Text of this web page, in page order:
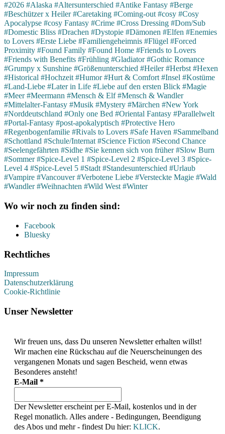
#2026 #Alaska #Altersunterschied #Antike Fantasy #Berge
#Beschützer x Heiler #Caretaking #Coming-out #cosy #Cosy
Apocalypse #cosy Fantasy #Crime #Cross Dressing #Dom/Sub
#Domestic Bliss #Drachen #Dystopie #Dämonen #Elfen #Enemies
to Lovers #Erste Liebe #Familiengeheimnis #Flügel #Forced
Proximity #Found Family #Found Home #Friends to Lovers
#Friends with Benefits #Frühling #Gladiator #Gothic Romance
#Grumpy x Sunshine #Größenunterschied #Heiler #Herbst #Hexen
#Historical #Hochzeit #Humor #Hurt & Comfort #Insel #Kostüme
#Land-Liebe #Later in Life #Liebe auf den ersten Blick #Magie
#Meer #Meermann #Mensch & Elf #Mensch & Wandler
#Mittelalter-Fantasy #Musik #Mystery #Märchen #New York
#Norddeutschland #Only one Bed #Oriental Fantasy #Parallelwelt
#Portal-Fantasy #post-apokalyptisch #Protective Hero
#Regenbogenfamilie #Rivals to Lovers #Safe Haven #Sammelband
#Schottland #Schule/Internat #Science Fiction #Second Chance
#Seelengefährten #Sidhe #Sie kennen sich von früher #Slow Burn
#Sommer #Spice-Level 1 #Spice-Level 2 #Spice-Level 3 #Spice-
Level 4 #Spice-Level 5 #Stadt #Standesunterschied #Urlaub
#Vampire #Vancouver #Verbotene Liebe #Versteckte Magie #Wald
#Wandler #Weihnachten #Wild West #Winter
Wo wir noch zu finden sind:
Facebook
Bluesky
Rechtliches
Impressum
Datenschutzerklärung
Cookie-Richtlinie
Unser Newsletter
Wir freuen uns, dass Du unseren Newsletter erhalten willst!
Wir machen eine Rückschau auf die Neuerscheinungen des
vergangenen Monats und sagen Bescheid, wenn etwas
Besonderes ansteht!
E-Mail *
Der Newsletter erscheint per E-Mail, kostenlos und in der
Regel monatlich. Alles andere - Bedingungen, Beendigung
des Abos und mehr - findest Du hier: KLICK.